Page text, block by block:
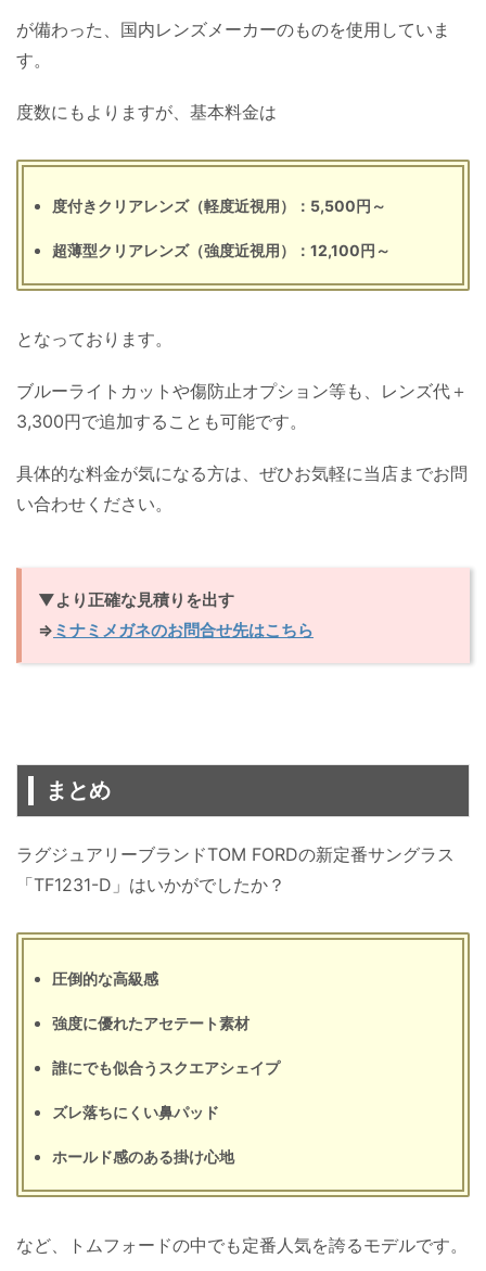
が備わった、国内レンズメーカーのものを使用していま
す。
度数にもよりますが、基本料金は
度付きクリアレンズ（軽度近視用）：5,500円～
超薄型クリアレンズ（強度近視用）：12,100円～
となっております。
ブルーライトカットや傷防止オプション等も、レンズ代＋
3,300円で追加することも可能です。
具体的な料金が気になる方は、ぜひお気軽に当店までお問
い合わせください。
▼より正確な見積りを出す
⇒ ミナミメガネのお問合せ先はこちら
まとめ
ラグジュアリーブランドTOM FORDの新定番サングラス
「TF1231-D」はいかがでしたか？
圧倒的な高級感
強度に優れたアセテート素材
誰にでも似合うスクエアシェイプ
ズレ落ちにくい鼻パッド
ホールド感のある掛け心地
など、トムフォードの中でも定番人気を誇るモデルです。